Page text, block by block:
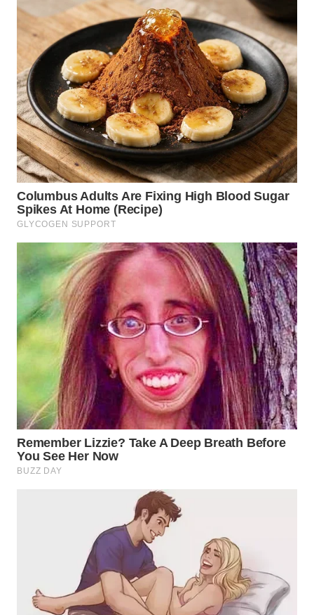
WN
KARO
WN
SIMALUNGUN
WN
LABUHANBATU
WN
TAPANULI
TENGAH
WN DELI
SERDANG
WN
TEBING
TINGGI
PAKPAK
WN
KARAWANG
WN
DEPOK